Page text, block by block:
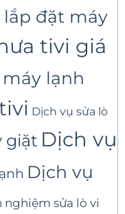
lắp đặt máy
tivi giá
lạnh
Dịch vụ sửa lò
giặt Dịch vụ
Dịch vụ
nghiệm sửa lò vi